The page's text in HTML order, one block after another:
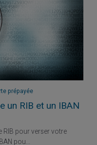
prépayée
un RIB et un IBAN
pour verser votre
pou...